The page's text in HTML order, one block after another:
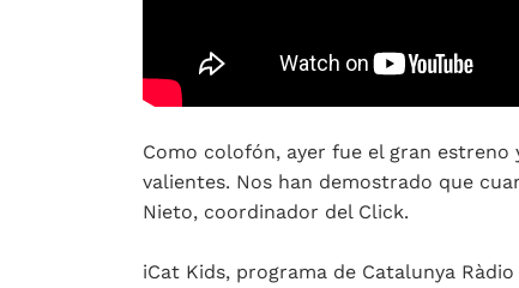
Como colofón, ayer fue el gran estreno
valientes. Nos han demostrado que
Nieto, coordinador del Click.
iCat Kids, programa de Catalunya